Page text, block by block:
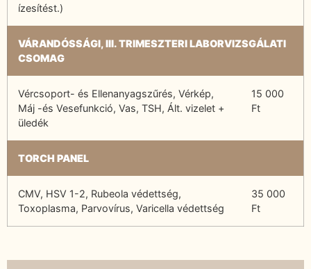
ízesítést.)
VÁRANDÓSSÁGI, III. TRIMESZTERI LABORVIZSGÁLATI
CSOMAG
Vércsoport- és Ellenanyagszűrés, Vérkép,
Máj -és Vesefunkció, Vas, TSH, Ált. vizelet +
üledék
15 000
Ft
TORCH PANEL
CMV, HSV 1-2, Rubeola védettség,
Toxoplasma, Parvovírus, Varicella védettség
35 000
Ft